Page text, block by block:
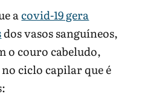
acovid-19 gera
dos vasos sanguíneos,
o couro cabeludo,
ciclo capilar que é